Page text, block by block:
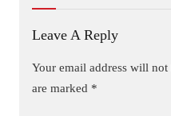
Leave A Reply
Your email address will not
are marked *